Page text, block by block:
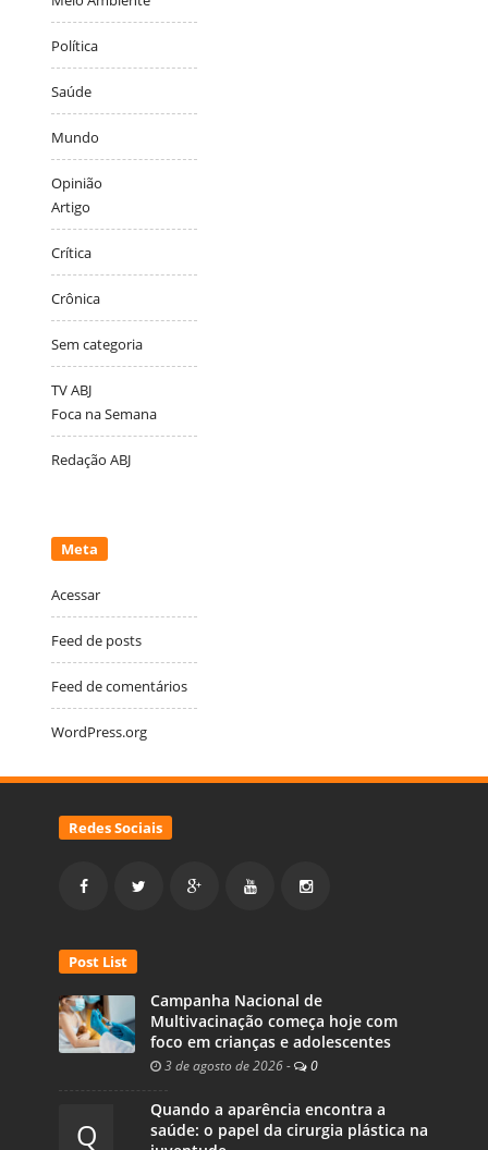
Política
Saúde
Mundo
Opinião
Artigo
Crítica
Crônica
Sem categoria
TV ABJ
Foca na Semana
Redação ABJ
Meta
Acessar
Feed de posts
Feed de comentários
WordPress.org
Redes Sociais
Post List
Campanha Nacional de
Multivacinação começa hoje com
foco em crianças e adolescentes
3 de agosto de 2026 - 0
Q
Quando a aparência encontra a
saúde: o papel da cirurgia plástica na